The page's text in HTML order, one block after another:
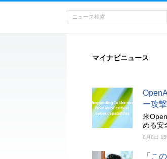
マイナビニュース
ー攻
米
める安
8月8日
「こ